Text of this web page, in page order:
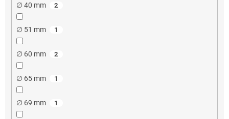
∅ 40 mm 2
∅ 51 mm 1
∅ 60 mm 2
∅ 65 mm 1
∅ 69 mm 1